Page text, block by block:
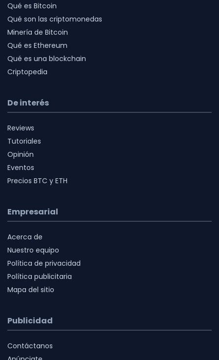
Qué es Bitcoin
Qué son las criptomonedas
Minería de Bitcoin
Qué es Ethereum
Qué es una blockchain
Criptopedia
De interés
Reviews
Tutoriales
Opinión
Eventos
Precios BTC y ETH
Empresarial
Acerca de
Nuestro equipo
Política de privacidad
Política publicitaria
Mapa del sitio
Publicidad
Contáctanos